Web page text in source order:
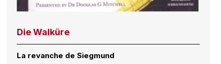
Die Walküre
La revanche de Siegmund